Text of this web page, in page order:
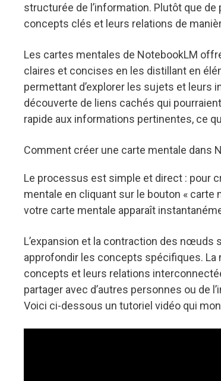
structurée de l’information. Plutôt que
concepts clés et leurs relations de
Les cartes mentales de NotebookLM
claires et concises en les distillant en
permettant d’explorer les sujets et
découverte de liens cachés qui
rapide aux informations pertinentes, ce
Comment créer une carte mentale dans
Le processus est simple et direct : pour
mentale en cliquant sur le bouton «
votre carte mentale apparaît
L’expansion et la contraction des
approfondir les concepts spécifiques. La
concepts et leurs relations
partager avec d’autres personnes ou de
Voici ci-dessous un tutoriel vidéo qui